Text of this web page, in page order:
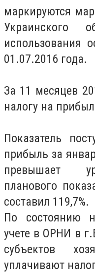
маркируются
Украинского
использования
01.07.2016 года.
За 11 месяцев
налогу на
Показатель
прибыль за
превышает
планового
составил 119,7%.
По состоянию
учете в ОРНИ в
субъектов
уплачивают